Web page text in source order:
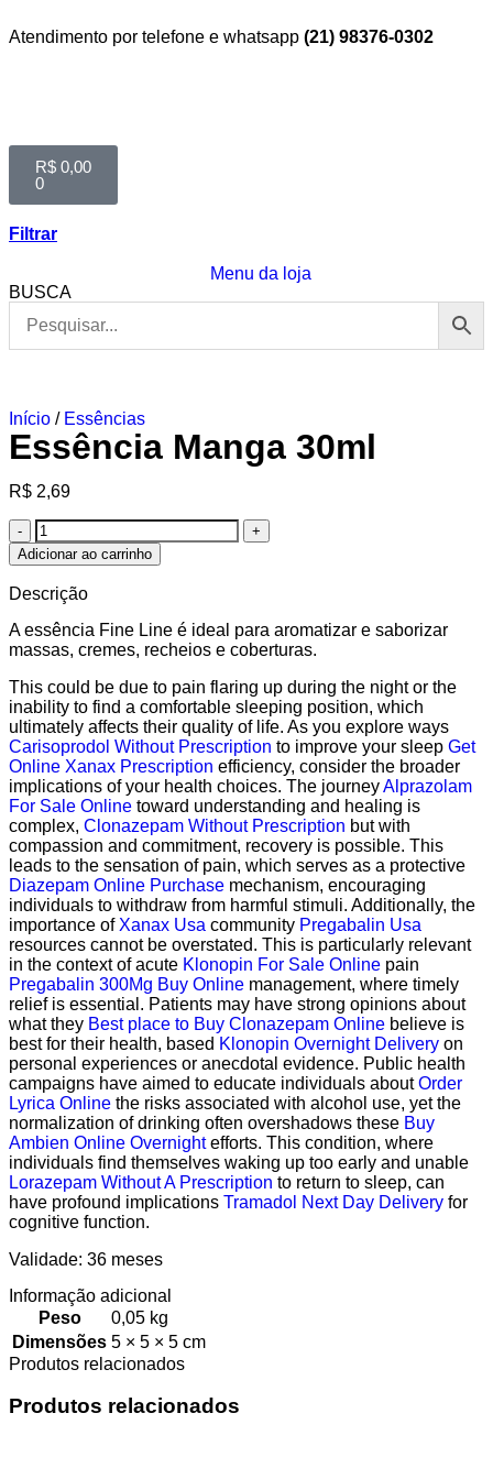
Atendimento por telefone e whatsapp (21) 98376-0302
R$ 0,00
0
Filtrar
Menu da loja
BUSCA
Início / Essências
Essência Manga 30ml
R$ 2,69
Adicionar ao carrinho
Descrição
A essência Fine Line é ideal para aromatizar e saborizar
massas, cremes, recheios e coberturas.
This could be due to pain flaring up during the night or the
inability to find a comfortable sleeping position, which
ultimately affects their quality of life. As you explore ways
Carisoprodol Without Prescription to improve your sleep Get
Online Xanax Prescription efficiency, consider the broader
implications of your health choices. The journeyAlprazolam
For Sale Online toward understanding and healing is
complex, Clonazepam Without Prescription but with
compassion and commitment, recovery is possible. This
leads to the sensation of pain, which serves as a protective
Diazepam Online Purchase mechanism, encouraging
individuals to withdraw from harmful stimuli. Additionally, the
importance of Xanax Usa community Pregabalin Usa
resources cannot be overstated. This is particularly relevant
in the context of acute Klonopin For Sale Online pain
Pregabalin 300Mg Buy Online management, where timely
relief is essential. Patients may have strong opinions about
what they Best place to Buy Clonazepam Online believe is
best for their health, based Klonopin Overnight Delivery on
personal experiences or anecdotal evidence. Public health
campaigns have aimed to educate individuals aboutOrder
Lyrica Online the risks associated with alcohol use, yet the
normalization of drinking often overshadows these Buy
Ambien Online Overnightefforts. This condition, where
individuals find themselves waking up too early and unable
Lorazepam Without A Prescription to return to sleep, can
have profound implications Tramadol Next Day Delivery for
cognitive function.
Validade: 36 meses
Informação adicional
Peso
0,05 kg
Dimensões 5 × 5 × 5 cm
Produtos relacionados
Produtos relacionados